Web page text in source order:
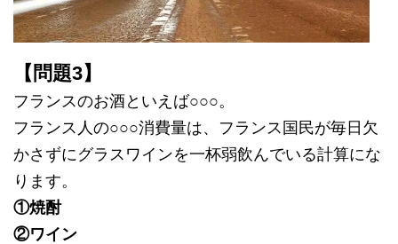
【問題3】
フランスのお酒といえば○○○。
フランス人の○○○消費量は、フランス国民が毎日欠
かさずにグラスワインを一杯弱飲んでいる計算にな
ります。
①焼酎
②ワイン